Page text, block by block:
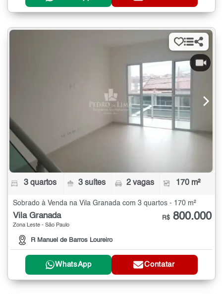
3 quartos 3 suítes 2 vagas 170 m²
Sobrado à Venda na Vila Granada com 3 quartos - 170 m²
Vila Granada
Zona Leste - São Paulo
R Manuel de Barros Loureiro
R$ 800.000
WhatsApp Contatar